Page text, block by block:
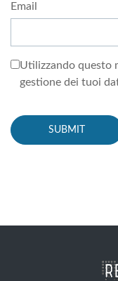
Email
Utilizzando questo
gestione dei tuoi